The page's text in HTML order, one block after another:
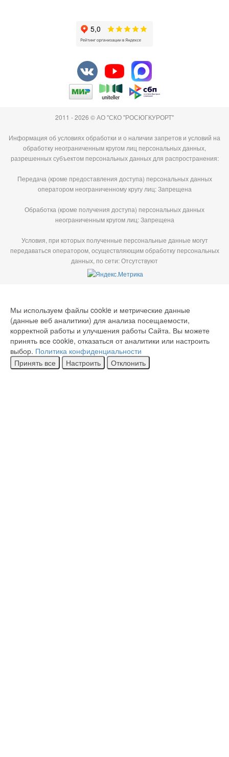
2011 - 2026 © АО "СКО "РОСЮГКУРОРТ"
Информация об условиях обработки и о наличии запретов и условий на
обработку неограниченным кругом лиц персональных данных,
разрешенных субъектом персональных данных для распространения:
Передача (кроме предоставления доступа) персональных данных
оператором неограниченному кругу лиц: Запрещена
Обработка (кроме получения доступа) персональных данных
неограниченным кругом лиц: Запрещена
Условия, при которых полученные персональные данные могут
передаваться оператором, осуществляющим обработку персональных
данных, по сети: Отсутствуют
Мы используем файлы cookie и метрические данные
(данные веб аналитики) для анализа посещаемости,
корректной работы и улучшения работы Сайта. Вы можете
принять все cookie, отказаться от аналитики или настроить
выбор. Политика конфиденциальности
Принять все
Настроить Отклонить